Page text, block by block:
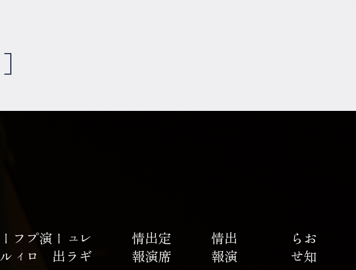
お
知
ら
せ
出
演
情
報
定
席
出
演
情
報
レ
ギ
ュ
ラ
ー
出
演
プ
ロ
フ
ィ
ー
ル